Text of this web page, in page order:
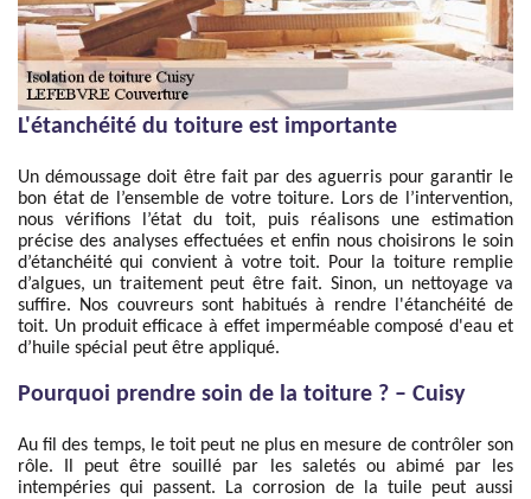
L'étanchéité du toiture est importante
Un démoussage doit être fait par des aguerris pour garantir le
bon état de l’ensemble de votre toiture. Lors de l’intervention,
nous vérifions l’état du toit, puis réalisons une estimation
précise des analyses effectuées et enfin nous choisirons le soin
d’étanchéité qui convient à votre toit. Pour la toiture remplie
d’algues, un traitement peut être fait. Sinon, un nettoyage va
suffire. Nos couvreurs sont habitués à rendre l'étanchéité de
toit. Un produit efficace à effet imperméable composé d'eau et
d’huile spécial peut être appliqué.
Pourquoi prendre soin de la toiture ? – Cuisy
Au fil des temps, le toit peut ne plus en mesure de contrôler son
rôle. Il peut être souillé par les saletés ou abimé par les
intempéries qui passent. La corrosion de la tuile peut aussi